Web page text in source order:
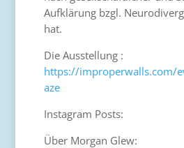
Aufklärung bzgl.
hat.
Die Ausstellung :
https://improperwalls.com/
aze
Instagram Posts:
Über Morgan Glew: